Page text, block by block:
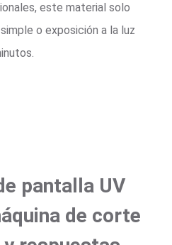
este material solo
o exposición a la luz
pantalla UV
de corte